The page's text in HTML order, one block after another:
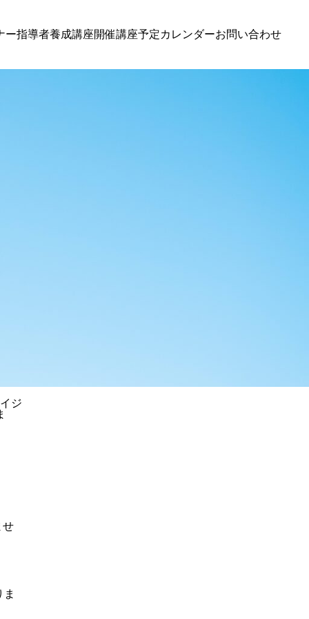
ー指導者養成講座開催講座予定カレンダーお問い合わせ
ジ
せ